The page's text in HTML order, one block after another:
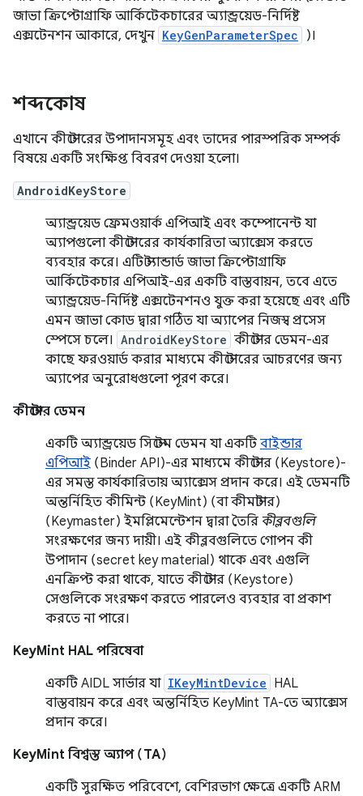
জাভা ক্রিপ্টোগ্রাফি আর্কিটেকচারের অ্যান্ড্রয়েড-নির্দিষ্ট
এক্সটেনশন আকারে, দেখুন KeyGenParameterSpec )।
শব্দকোষ
এখানে কীস্টোরের উপাদানসমূহ এবং তাদের পারস্পরিক সম্পর্ক
বিষয়ে একটি সংক্ষিপ্ত বিবরণ দেওয়া হলো।
AndroidKeyStore
অ্যান্ড্রয়েড ফ্রেমওয়ার্ক এপিআই এবং কম্পোনেন্ট যা
অ্যাপগুলো কীস্টোরের কার্যকারিতা অ্যাক্সেস করতে
ব্যবহার করে। এটি স্ট্যান্ডার্ড জাভা ক্রিপ্টোগ্রাফি
আর্কিটেকচার এপিআই-এর একটি বাস্তবায়ন, তবে এতে
অ্যান্ড্রয়েড-নির্দিষ্ট এক্সটেনশনও যুক্ত করা হয়েছে এবং এটি
এমন জাভা কোড দ্বারা গঠিত যা অ্যাপের নিজস্ব প্রসেস
স্পেসে চলে। AndroidKeyStore কীস্টোর ডেমন-এর
কাছে ফরওয়ার্ড করার মাধ্যমে কীস্টোরের আচরণের জন্য
অ্যাপের অনুরোধগুলো পূরণ করে।
কীস্টোর ডেমন
একটি অ্যান্ড্রয়েড সিস্টেম ডেমন যা একটি বাইন্ডার
এপিআই (Binder API)-এর মাধ্যমে কীস্টোর (Keystore)-
এর সমস্ত কার্যকারিতায় অ্যাক্সেস প্রদান করে। এই ডেমনটি
অন্তর্নিহিত কীমিন্ট (KeyMint) (বা কীমাস্টার)
(Keymaster) ইমপ্লিমেন্টেশন দ্বারা তৈরি কীব্লবগুলি
সংরক্ষণের জন্য দায়ী। এই কীব্লবগুলিতে গোপন কী
উপাদান (secret key material) থাকে এবং এগুলি
এনক্রিপ্ট করা থাকে, যাতে কীস্টোর (Keystore)
সেগুলিকে সংরক্ষণ করতে পারলেও ব্যবহার বা প্রকাশ
করতে না পারে।
KeyMint HAL পরিষেবা
একটি AIDL সার্ভার যা IKeyMintDevice HAL
বাস্তবায়ন করে এবং অন্তর্নিহিত KeyMint TA-তে অ্যাক্সেস
প্রদান করে।
KeyMint বিশ্বস্ত অ্যাপ (TA)
একটি সুরক্ষিত পরিবেশে, বেশিরভাগ ক্ষেত্রে একটি ARM